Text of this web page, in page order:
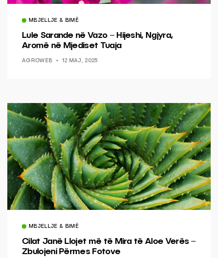
MBJELLJE & BIMË
Lule Sarande në Vazo – Hijeshi, Ngjyra,
Aromë në Mjediset Tuaja
AGROWEB 12 MAJ, 2025
MBJELLJE & BIMË
Cilat Janë Llojet më të Mira të Aloe Verës –
Zbulojeni Përmes Fotove